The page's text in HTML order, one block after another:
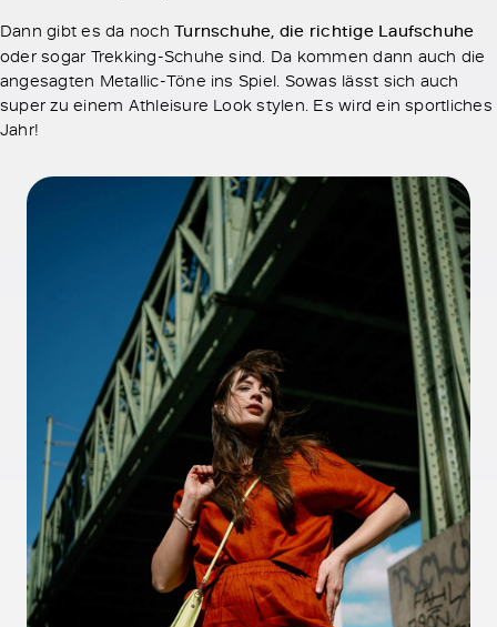
Dann gibt es da nochTurnschuhe, die richtige Laufschuhe
oder sogar Trekking-Schuhe sind. Da kommen dann auch die
angesagten Metallic-Töne ins Spiel. Sowas lässt sich auch
super zu einem Athleisure Look stylen. Es wird ein sportliches
Jahr!